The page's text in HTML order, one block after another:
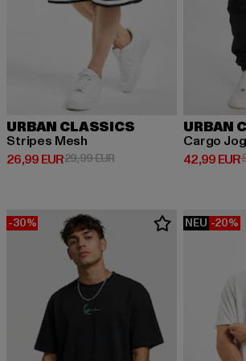
URBAN CLASSICS
Stripes Mesh
26,99 EUR
Derzeitiger Preis: 26,99 EUR
29,99 EURAktionspreis: 29,99 EUR
URBAN
Cargo
42,99 EUR
Derzeitiger
-30% NEU -20%